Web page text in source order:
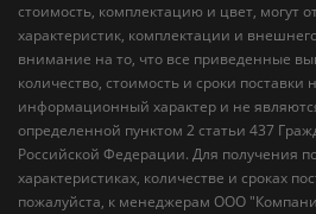
стоимость, комплектацию и цвет, могут
характеристик, комплектации и
внимание на то, что все приведенные
количество, стоимость и сроки поставки
информационный характер и не
определенной пунктом 2 статьи 437
Российской Федерации. Для получения
характеристиках, количестве и сроках
пожалуйста, к менеджерам ООО